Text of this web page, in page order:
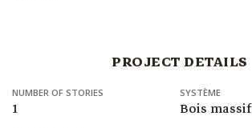
PROJECT DETAILS
NUMBER OF STORIES
1
SYSTÈME
Bois massif